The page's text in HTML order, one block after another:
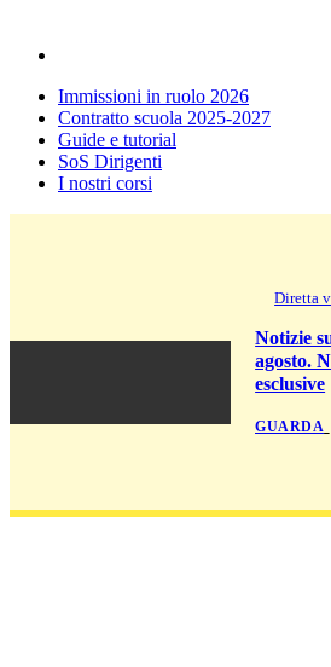
Immissioni in ruolo 2026
Contratto scuola 2025-2027
Guide e tutorial
SoS Dirigenti
I nostri corsi
Diretta
Notizie
agosto.
esclusive
guarda